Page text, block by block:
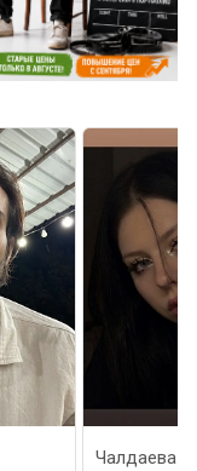
Чалдаева